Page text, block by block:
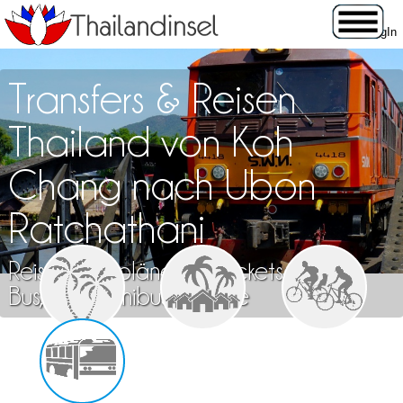
Transfers & Reisen
Thailand von Koh
Chang nach Ubon
Ratchathani
Reisen, Fahrpläne und Tickets für Zug,
Bus, Flug, Minibus & Fähre